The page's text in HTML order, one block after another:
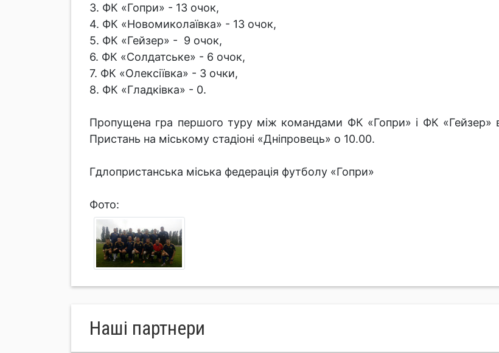
3. ФК «Гопри» - 13 очок,
4. ФК «Новомиколаївка» - 13 очок,
5. ФК «Гейзер» - 9 очок,
6. ФК «Солдатське» - 6 очок,
7. ФК «Олексіївка» - 3 очки,
8. ФК «Гладківка» - 0.
Пропущена гра першого туру між командами ФК «Гопри» і ФК «Гейзер»
Пристань на міському стадіоні «Дніпровець» о 10.00.
Гдлопристанська міська федерація футболу «Гопри»
Фото:
Нашi партнери